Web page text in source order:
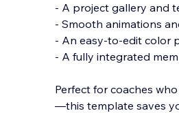
- A project gallery and
- Smooth animations
- An easy-to-edit color
- A fully integrated
Perfect for coaches
—this template saves